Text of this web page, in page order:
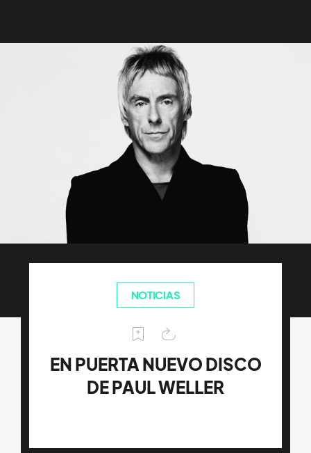
NOTICIAS
EN PUERTA NUEVO DISCO
DE PAUL WELLER